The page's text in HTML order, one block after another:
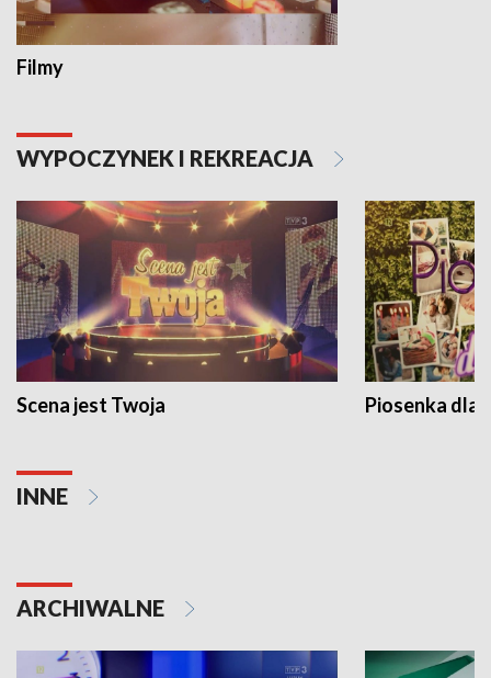
Filmy
WYPOCZYNEK I REKREACJA
Scena jest Twoja Piosenka dla
INNE
ARCHIWALNE